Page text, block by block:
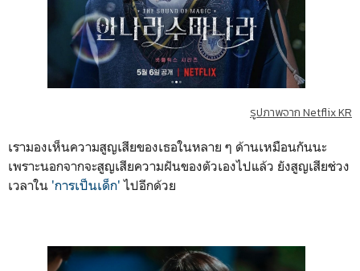
รูปภาพจาก Netflix KR
เรามองเห็นความสูญเสียของเธอในหลาย ๆ ด้านเหมือนกันนะ
เพราะนอกจากจะสูญเสียความฝันของตัวเองไปแล้ว ยังสูญเสียช่วง
เวลาใน 'การเป็นเด็ก' ไปอีกด้วย